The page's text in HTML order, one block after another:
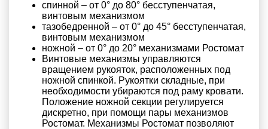
спинной – от 0° до 80° бесступенчатая,
винтовым механизмом
тазобедренной – от 0° до 45° бесступенчатая,
винтовым механизмом
ножной – от 0° до 20° механизмами Ростомат
Винтовые механизмы управляются
вращением рукояток, расположенных под
ножной спинкой. Рукоятки складные, при
необходимости убираются под раму кровати.
Положение ножной секции регулируется
дискретно, при помощи пары механизмов
Ростомат. Механизмы Ростомат позволяют